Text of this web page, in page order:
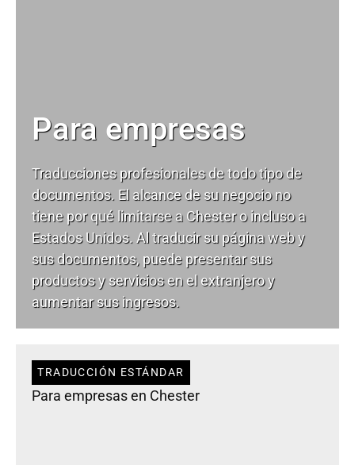
Para empresas
Traducciones profesionales de todo tipo de
documentos. El alcance de su negocio no
tiene por qué limitarse a Chester o incluso a
Estados Unidos. Al traducir su página web y
sus documentos, puede presentar sus
productos y servicios en el extranjero y
aumentar sus ingresos.
TRADUCCIÓN ESTÁNDAR
Para empresas en Chester